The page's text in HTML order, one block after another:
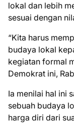
lokal dan lebih
sesuai dengan
“Kita harus
budaya lokal
kegiatan formal
Demokrat ini,
Ia menilai hal ini
sebuah budaya
harga diri dari